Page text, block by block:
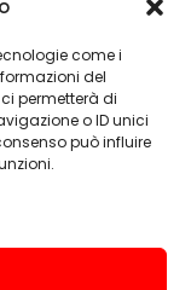
come i
del
permetterà di
o ID unici
può influire